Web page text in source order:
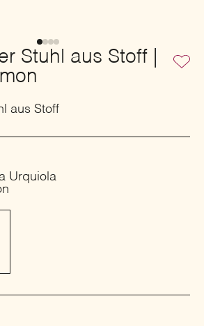
Stuhl aus Stoff |
aus Stoff
Urquiola